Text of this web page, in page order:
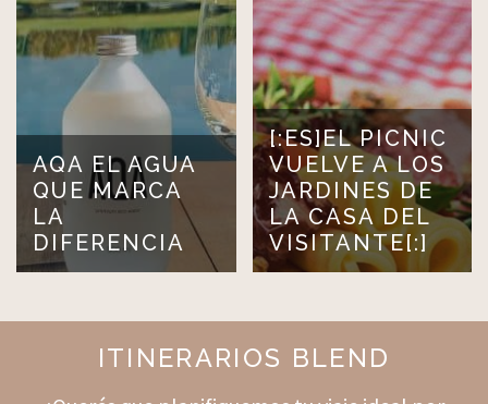
AQA EL AGUA
QUE MARCA
LA
DIFERENCIA
[:ES]EL PICNIC
VUELVE A LOS
JARDINES DE
LA CASA DEL
VISITANTE[:]
ITINERARIOS BLEND